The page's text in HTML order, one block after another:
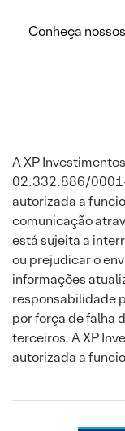
Conheça
A XP
02.332.886/
autorizada a
comunicação
está sujeita a
ou prejudicar o
informações
responsabilidade
por força de falha
terceiros. A XP
autorizada a